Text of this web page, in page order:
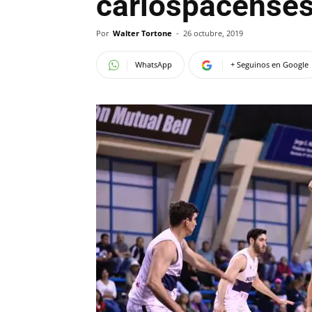
Por Walter Tortone - 26 octubre, 2019
WhatsApp + Seguinos en Google